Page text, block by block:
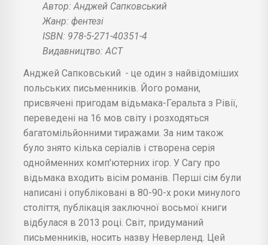
Автор: Анджей Сапковський
Жанр: фентезі
ISBN: 978-5-271-40351-4
Видавництво: АСТ
Анджей Сапковський - це один з найвідоміших
польських письменників. Його романи,
присвячені пригодам відьмака-Геральта з Рівії,
переведені на 16 мов світу і розходяться
багатомільйонними тиражами. За ним також
було знято кілька серіалів і створена серія
однойменних комп'ютерних ігор. У Сагу про
відьмака входить вісім романів. Перші сім були
написані і опубліковані в 80-90-х роки минулого
століття, публікація заключної восьмої книги
відбулася в 2013 році. Світ, придуманий
письменників, носить назву Неверленд. Цей